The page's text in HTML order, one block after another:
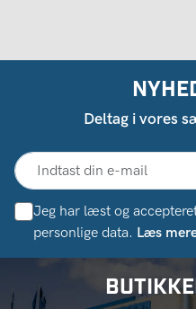
Deltag i vores
Jeg har læst og
personlige data. Læs